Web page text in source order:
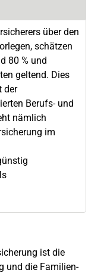
über den
schätzen
80 % und
geltend. Dies
der
Berufs- und
nämlich
im
ist die
und die Familien-